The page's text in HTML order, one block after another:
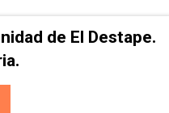
de El Destape.